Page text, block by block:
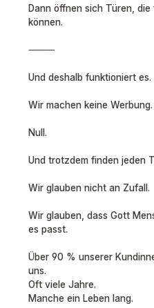
Dann öffnen sich Türen,
können.
⸻
Und deshalb funktioniert es.
Wir machen keine Werbung.
Null.
Und trotzdem finden jeden
Wir glauben nicht an Zufall.
Wir glauben, dass Gott
es passt.
Über 90 % unserer
uns.
Oft viele Jahre.
Manche ein Leben lang.